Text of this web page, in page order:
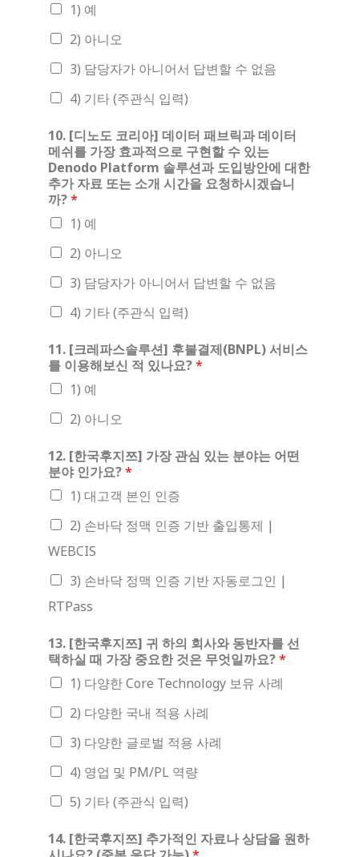
1) 예
2) 아니오
3) 담당자가 아니어서 답변할 수 없음
4) 기타 (주관식 입력)
10. [디노도 코리아] 데이터 패브릭과 데이터
메쉬를 가장 효과적으로 구현할 수 있는
Denodo Platform 솔루션과 도입방안에 대한
추가 자료 또는 소개 시간을 요청하시겠습니
까?*
1) 예
2) 아니오
3) 담당자가 아니어서 답변할 수 없음
4) 기타 (주관식 입력)
11. [크레파스솔루션] 후불결제(BNPL) 서비스
를 이용해보신 적 있나요?*
1) 예
2) 아니오
12. [한국후지쯔] 가장 관심 있는 분야는 어떤
분야 인가요?*
1) 대고객 본인 인증
2) 손바닥 정맥 인증 기반 출입통제 |
WEBCIS
3) 손바닥 정맥 인증 기반 자동로그인 |
RTPass
13. [한국후지쯔] 귀 하의 회사와 동반자를 선
택하실 때 가장 중요한 것은 무엇일까요?*
1) 다양한 Core Technology 보유 사례
2) 다양한 국내 적용 사례
3) 다양한 글로벌 적용 사례
4) 영업 및 PM/PL 역량
5) 기타 (주관식 입력)
14. [한국후지쯔] 추가적인 자료나 상담을 원하